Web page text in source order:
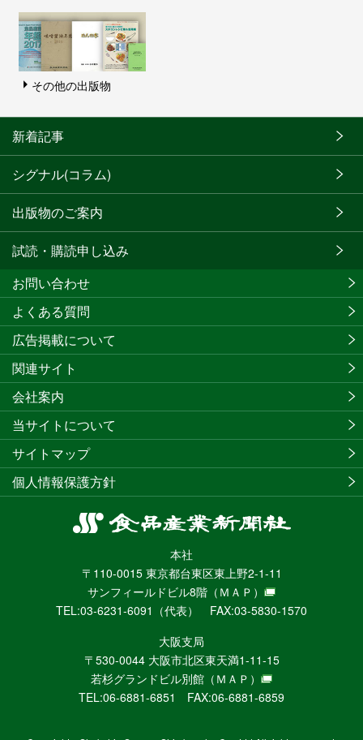
その他の出版物
新着記事
シグナル(コラム)
出版物のご案内
試読・購読申し込み
食
産
業
新
聞
社
ニ
ュ
ー
WEB
本社
〒110-0015 東京都台東区東上野2-1-11
サンフィールドビル8階 （ＭＡＰ）
TEL:03-6231-6091（代表） FAX:03-5830-1570
大阪支局
〒530-0044 大阪市北区東天満1-11-15
若杉グランドビル別館 （ＭＡＰ）
TEL:06-6881-6851 FAX:06-6881-6859
お問い合わせ
よくある質問
広告掲載について
関連サイト
会社案内
当サイトについて
サイトマップ
個人情報保護方針